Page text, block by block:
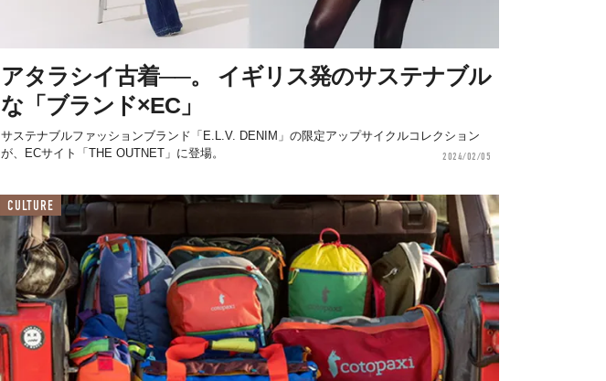
アタラシイ古着──。 イギリス発のサステナブル
な「ブランド×EC」
サステナブルファッションブランド「E.L.V. DENIM」の限定アップサイクルコレクション
が、ECサイト「THE OUTNET」に登場。
2024/02/05
CULTURE